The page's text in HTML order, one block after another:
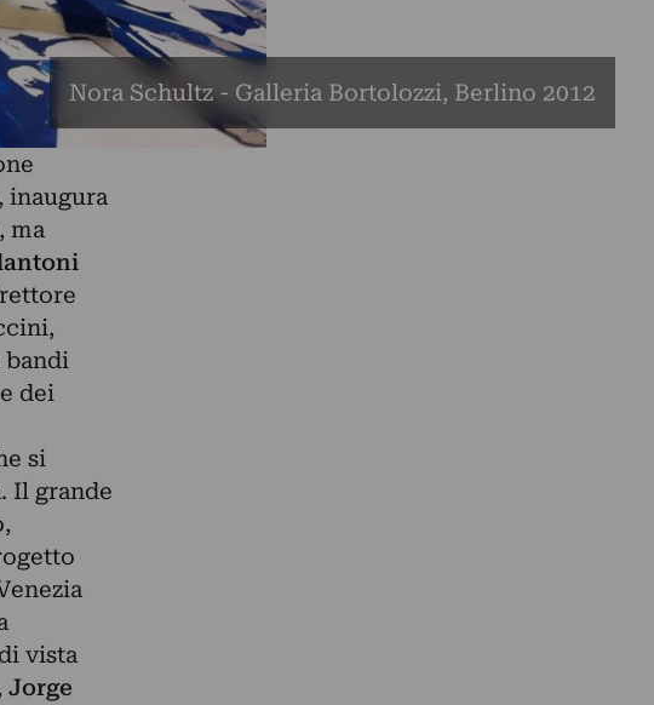
Nora Schultz - Galleria Bortolozzi, Berlino 2012
inaugura
, ma
bandi
dei
si
Il grande
vista
Jorge